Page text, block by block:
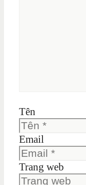
Tên
Email
Trang web